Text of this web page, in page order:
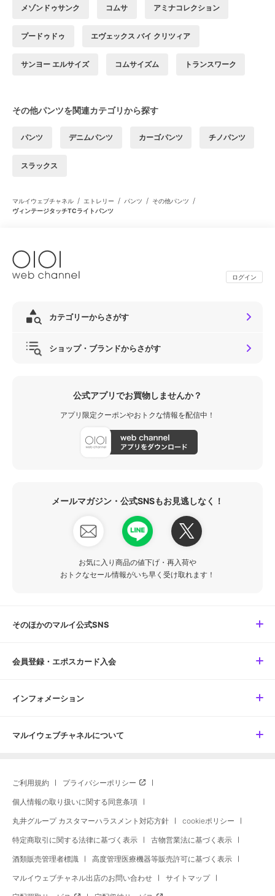
メゾンドゥサンク コムサ アミナコレクション
プードゥドゥ エヴェックス バイ クリツィア
サンヨー エルサイズ コムサイズム トランスワーク
その他パンツを関連カテゴリから探す
パンツ デニムパンツ カーゴパンツ チノパンツ
スラックス
マルイウェブチャネル / エトレリー / パンツ / その他パンツ /
ヴィンテージタッチTCライトパンツ
ログイン
カテゴリーからさがす
ショップ・ブランドからさがす
公式アプリでお買物しませんか？
アプリ限定クーポンやおトクな情報を配信中！
メールマガジン・公式SNSもお見逃しなく！
お気に入り商品の値下げ・再入荷や
おトクなセール情報がいち早く受け取れます！
そのほかのマルイ公式SNS
会員登録・エポスカード入会
インフォメーション
マルイウェブチャネルについて
ご利用規約 プライバシーポリシー
個人情報の取り扱いに関する同意条項
丸井グループ カスタマーハラスメント対応方針 cookieポリシー
特定商取引に関する法律に基づく表示 古物営業法に基づく表示
酒類販売管理者標識 高度管理医療機器等販売許可に基づく表示
マルイウェブチャネル出店のお問い合わせ サイトマップ